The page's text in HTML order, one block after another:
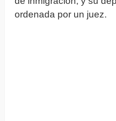
ordenada por un juez.